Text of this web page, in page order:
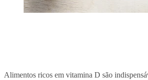
Alimentos ricos em vitamina D são